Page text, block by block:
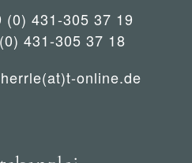
(0) 431-305 37 19
431-305 37 18
online.de